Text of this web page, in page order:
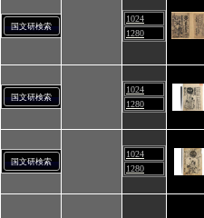
国文研検索
1024
1280
国文研検索
1024
1280
国文研検索
1024
1280